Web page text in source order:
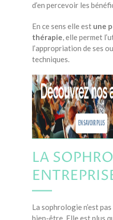
d’en percevoir les
En ce sens elle est une
thérapie, elle permet
l’appropriation de ses
techniques.
LA
La sophrologie n’est
bien-être. Elle est plus